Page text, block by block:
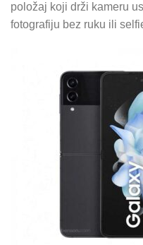
položaj koji drži kameru
fotografiju bez ruku ili